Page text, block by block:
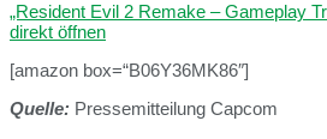
„Resident Evil 2 Remake – Gameplay
direkt öffnen
[amazon box=“B06Y36MK86″]
Quelle: Pressemitteilung Capcom